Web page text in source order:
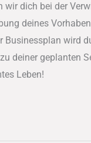
dich bei der
deines
wird
deiner geplanten
Leben!